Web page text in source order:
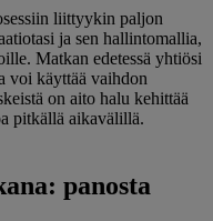
liittyykin paljon
ja sen hallintomallia,
Matkan edetessä yhtiösi
voi käyttää vaihdon
on aito halu kehittää
pitkällä aikavälillä.
panosta